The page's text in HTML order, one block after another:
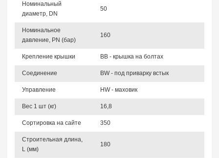
Номинальный
диаметр, DN
50
Номинальное
давление, PN (бар)
160
Крепление крышки BB - крышка на болтах
Соединение BW - под приварку встык
Управление HW - маховик
Вес 1 шт (кг) 16,8
Сортировка на сайте 350
Строительная длина,
L (мм)
180